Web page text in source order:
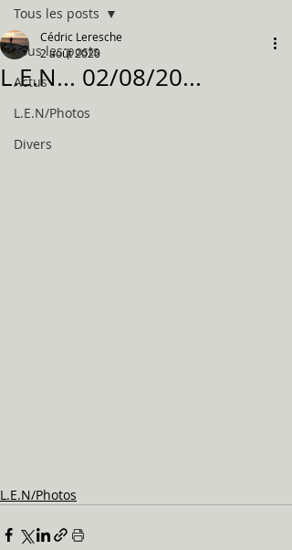
Tous les posts
Actus
L.E.N/Photos
Divers
Tous les posts
L.E.N... 02/08/20...
Cédric Leresche
2 août 2020
L.E.N/Photos